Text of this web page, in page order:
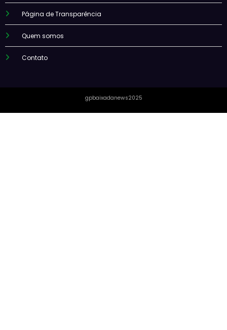
Página de Transparência
Quem somos
Contato
gpbaixadanews2025